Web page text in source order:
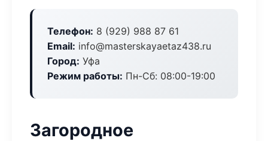
Телефон: 8 (929) 988 87 61
Email: info@masterskayaetaz438.ru
Город: Уфа
Режим работы: Пн-Сб: 08:00-19:00
Загородное